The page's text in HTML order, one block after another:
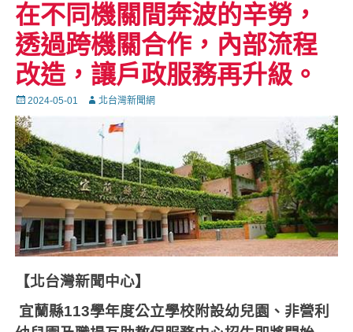
在不同機關間奔波的辛勞，
透過跨機關合作，內部流程
改造，讓戶政服務再升級。
Posted
on
2024-05-01 Autor北台灣新聞網
【北台灣新聞中心】
宜蘭縣113學年度公立學校附設幼兒園、非營利